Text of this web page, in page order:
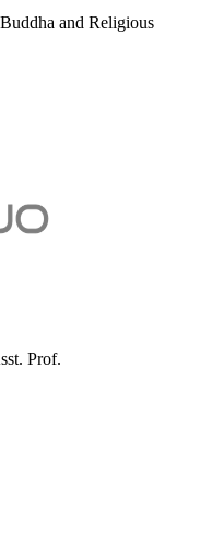
and Religious
Prof.